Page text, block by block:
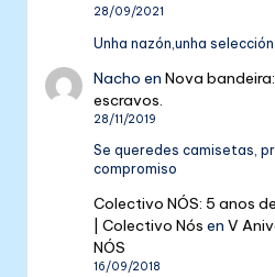
28/09/2021
Unha nazón,unha
Nacho enNova
escravos.
28/11/2019
Se queredes camisetas,
compromiso
Colectivo NÓS: 5 anos
| Colectivo Nós enV
NÓS
16/09/2018